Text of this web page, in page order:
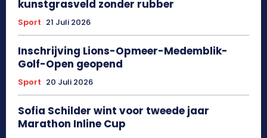
kunstgrasveld zonder rubber
Sport 21 Juli 2026
Inschrijving Lions-Opmeer-Medemblik-
Golf-Open geopend
Sport 20 Juli 2026
Sofia Schilder wint voor tweede jaar
Marathon Inline Cup